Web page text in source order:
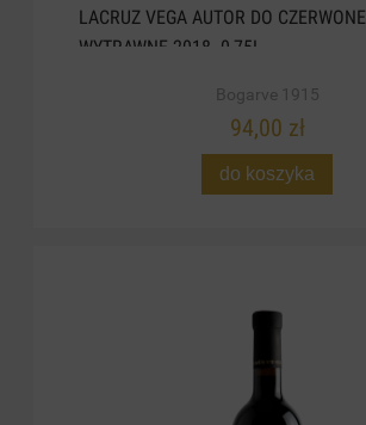
LACRUZ VEGA AUTOR DO CZERWONE
WYTRAWNE 2018. 0,75L
Bogarve 1915
94,00 zł
do koszyka